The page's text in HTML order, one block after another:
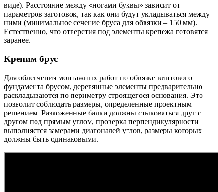
виде). Расстояние между «ногами буквы» зависит от
параметров заготовок, так как они будут укладываться между
ними (минимальное сечение бруса для обвязки – 150 мм).
Естественно, что отверстия под элементы крепежа готовятся
заранее.
Крепим брус
Для облегчения монтажных работ по обвязке винтового
фундамента брусом, деревянные элементы предварительно
раскладываются по периметру строящегося основания. Это
позволит соблюдать размеры, определенные проектным
решением. Разложенные балки должны стыковаться друг с
другом под прямым углом, проверка перпендикулярности
выполняется замерами диагоналей углов, размеры которых
должны быть одинаковыми.